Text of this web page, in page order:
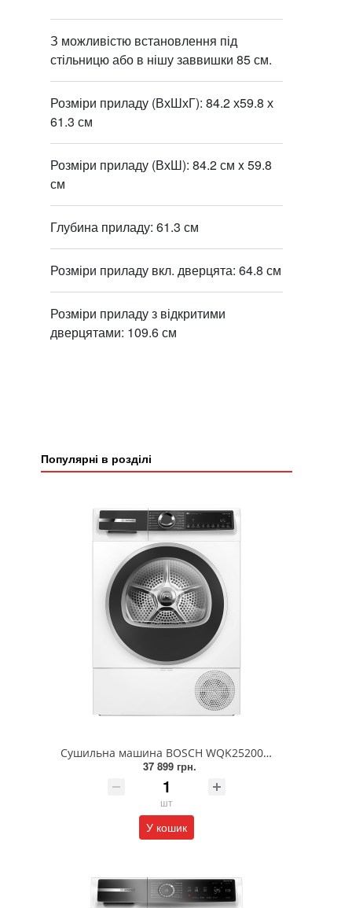
З можливістю встановлення під
стільницю або в нішу заввишки 85 см.
Розміри приладу (ВхШхГ): 84.2 х59.8 х
61.3 см
Розміри приладу (ВхШ): 84.2 см x 59.8
см
Глубина приладу: 61.3 см
Розміри приладу вкл. дверцята: 64.8 см
Розміри приладу з відкритими
дверцятами: 109.6 см
Популярні в розділі
Сушильна машина BOSCH WQK25200UA
37 899 грн.
шт
У кошик